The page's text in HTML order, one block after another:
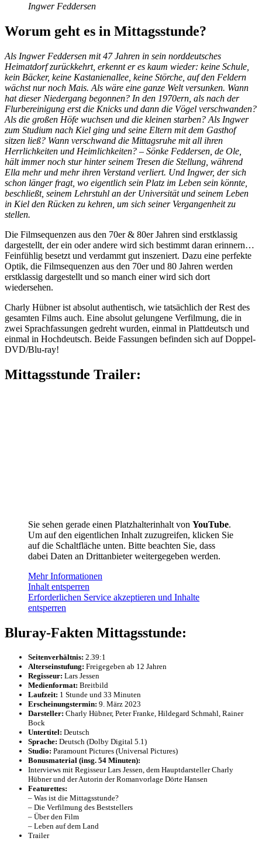
Ingwer Feddersen
Worum geht es in Mittagsstunde?
Als Ingwer Feddersen mit 47 Jahren in sein norddeutsches
Heimatdorf zurückkehrt, erkennt er es kaum wieder: keine Schule,
kein Bäcker, keine Kastanienallee, keine Störche, auf den Feldern
wächst nur noch Mais. Als wäre eine ganze Welt versunken. Wann
hat dieser Niedergang begonnen? In den 1970ern, als nach der
Flurbereinigung erst die Knicks und dann die Vögel verschwanden?
Als die großen Höfe wuchsen und die kleinen starben? Als Ingwer
zum Studium nach Kiel ging und seine Eltern mit dem Gasthof
sitzen ließ? Wann verschwand die Mittagsruhe mit all ihren
Herrlichkeiten und Heimlichkeiten? – Sönke Feddersen, de Ole,
hält immer noch stur hinter seinem Tresen die Stellung, während
Ella mehr und mehr ihren Verstand verliert. Und Ingwer, der sich
schon länger fragt, wo eigentlich sein Platz im Leben sein könnte,
beschließt, seinem Lehrstuhl an der Universität und seinem Leben
in Kiel den Rücken zu kehren, um sich seiner Vergangenheit zu
stellen.
Die Filmsequenzen aus den 70er & 80er Jahren sind erstklassig
dargestellt, der ein oder andere wird sich bestimmt daran erinnern…
Feinfühlig besetzt und verdammt gut inszeniert. Dazu eine perfekte
Optik, die Filmsequenzen aus den 70er und 80 Jahren werden
erstklassig dargestellt und so manch einer wird sich dort
wiedersehen.
Charly Hübner ist absolut authentisch, wie tatsächlich der Rest des
gesamten Films auch. Eine absolut gelungene Verfilmung, die in
zwei Sprachfassungen gedreht wurden, einmal in Plattdeutsch und
einmal in Hochdeutsch. Beide Fassungen befinden sich auf Doppel-
DVD/Blu-ray!
Mittagsstunde Trailer:
Sie sehen gerade einen Platzhalterinhalt von YouTube.
Um auf den eigentlichen Inhalt zuzugreifen, klicken Sie
auf die Schaltfläche unten. Bitte beachten Sie, dass
dabei Daten an Drittanbieter weitergegeben werden.
Mehr Informationen
Inhalt entsperren
Erforderlichen Service akzeptieren und Inhalte
entsperren
Bluray-Fakten Mittagsstunde:
Seitenverhältnis:‎ 2.39:1
Alterseinstufung:‎ Freigegeben ab 12 Jahren
Regisseur:‎ Lars Jessen
Medienformat:‎ Breitbild
Laufzeit:‎ 1 Stunde und 33 Minuten
Erscheinungstermin:‎ 9. März 2023
Darsteller:‎ Charly Hübner, Peter Franke, Hildegard Schmahl, Rainer
Bock
Untertitel:‎ Deutsch
Sprache:‎ Deutsch (Dolby Digital 5.1)
Studio: Paramount Pictures (Universal Pictures)
Bonusmaterial (insg. 54 Minuten):
Interviews mit Regisseur Lars Jessen, dem Hauptdarsteller Charly
Hübner und der Autorin der Romanvorlage Dörte Hansen
Featurettes:
– Was ist die Mittagsstunde?
– Die Verfilmung des Beststellers
– Über den Film
– Leben auf dem Land
Trailer